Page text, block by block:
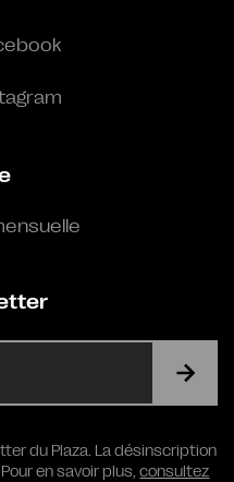
du Plaza. La désinscription
en savoir plus,consultez